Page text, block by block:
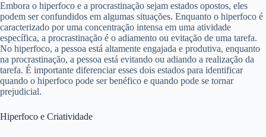
Embora o hiperfoco e a procrastinação sejam estados opostos, eles
podem ser confundidos em algumas situações. Enquanto o hiperfoco é
caracterizado por uma concentração intensa em uma atividade
específica, a procrastinação é o adiamento ou evitação de uma tarefa.
No hiperfoco, a pessoa está altamente engajada e produtiva, enquanto
na procrastinação, a pessoa está evitando ou adiando a realização da
tarefa. É importante diferenciar esses dois estados para identificar
quando o hiperfoco pode ser benéfico e quando pode se tornar
prejudicial.
Hiperfoco e Criatividade